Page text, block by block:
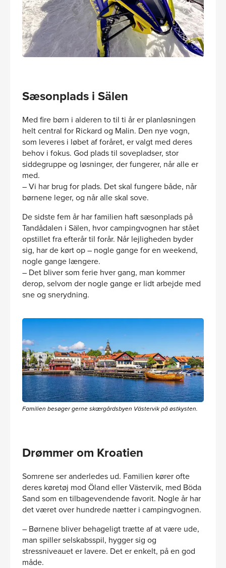
Sæsonplads i Sälen
Med fire børn i alderen to til ti år er planløsningen
helt central for Rickard og Malin. Den nye vogn,
som leveres i løbet af foråret, er valgt med deres
behov i fokus. God plads til sovepladser, stor
siddegruppe og løsninger, der fungerer, når alle er
med.
– Vi har brug for plads. Det skal fungere både, når
børnene leger, og når alle skal sove.
De sidste fem år har familien haft sæsonplads på
Tandådalen i Sälen, hvor campingvognen har stået
opstillet fra efterår til forår. Når lejligheden byder
sig, har de kørt op – nogle gange for en weekend,
nogle gange længere.
– Det bliver som ferie hver gang, man kommer
derop, selvom der nogle gange er lidt arbejde med
sne og snerydning.
Familien besøger gerne skærgårdsbyen Västervik på østkysten.
Drømmer om Kroatien
Somrene ser anderledes ud. Familien kører ofte
deres køretøj mod Öland eller Västervik, med Böda
Sand som en tilbagevendende favorit. Nogle år har
det været over hundrede nætter i campingvognen.
– Børnene bliver behageligt trætte af at være ude,
man spiller selskabsspil, hygger sig og
stressniveauet er lavere. Det er enkelt, på en god
måde.